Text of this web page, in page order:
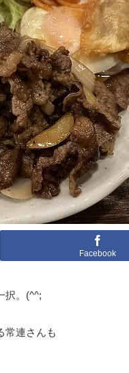
Facebook
択。(^^;
常連さんも